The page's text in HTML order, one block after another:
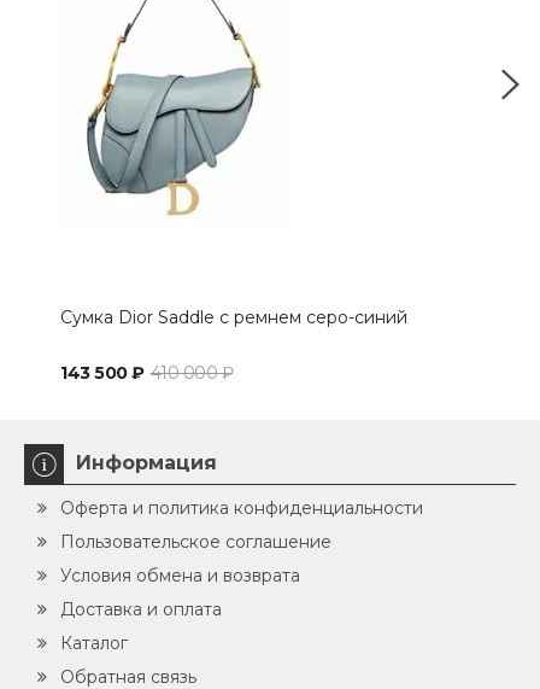
Сумка Dior Saddle с ремнем серо-синий
143 500 ₽ 410 000 ₽
Информация
Оферта и политика конфиденциальности
Пользовательское соглашение
Условия обмена и возврата
Доставка и оплата
Каталог
Обратная связь